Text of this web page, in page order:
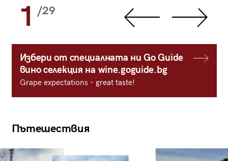
1 /29
Избери от специалната ни Go Guide
вино селекция на wine.goguide.bg
Grape expectations - great taste!
Пътешествия